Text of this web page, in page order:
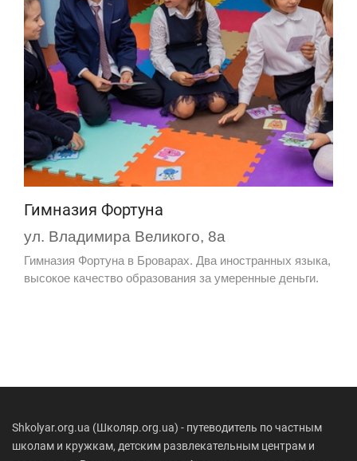
Гимназия Фортуна
ул. Владимира Великого, 8а
Гимназия Фортуна в Броварах. Два иностранных языка,
высокое качество образования за умеренные деньги.
Shkolyar.org.ua (Школяр.org.ua) - путеводитель по частным
школам и кружкам, детским развлекательным центрам и